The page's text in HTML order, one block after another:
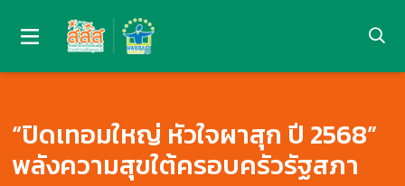
“ปิดเทอมใหญ่ หัวใจผาสุก ปี 2568”
พลังความสุขใต้ครอบครัวรัฐสภา